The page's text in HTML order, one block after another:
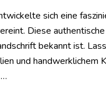
sich eine
Diese
bekannt ist.
und handwerklichem